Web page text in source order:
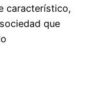
característico,
que